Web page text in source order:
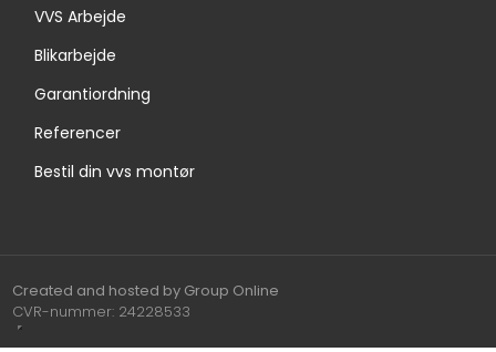
VVS Arbejde
Blikarbejde
Garantiordning
Referencer
Bestil din vvs montør
Created and hosted by Group Online
CVR-nummer: 24228533